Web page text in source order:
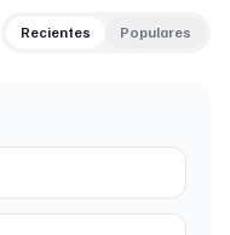
Recientes Populares